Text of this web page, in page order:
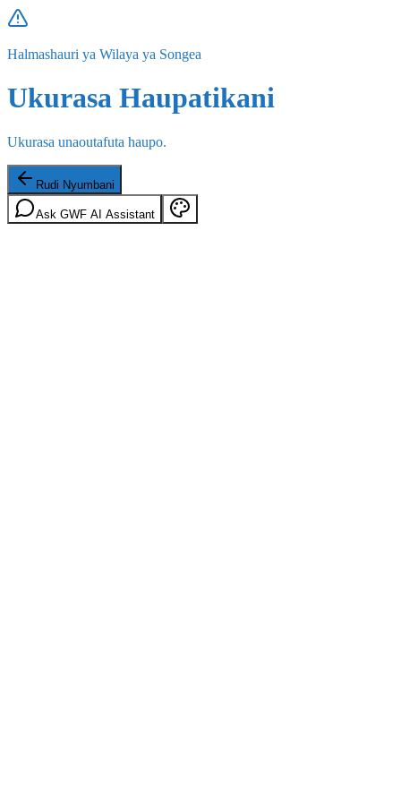
Halmashauri ya Wilaya ya Songea
Ukurasa Haupatikani
Ukurasa unaoutafuta haupo.
Rudi Nyumbani
Ask GWF AI Assistant